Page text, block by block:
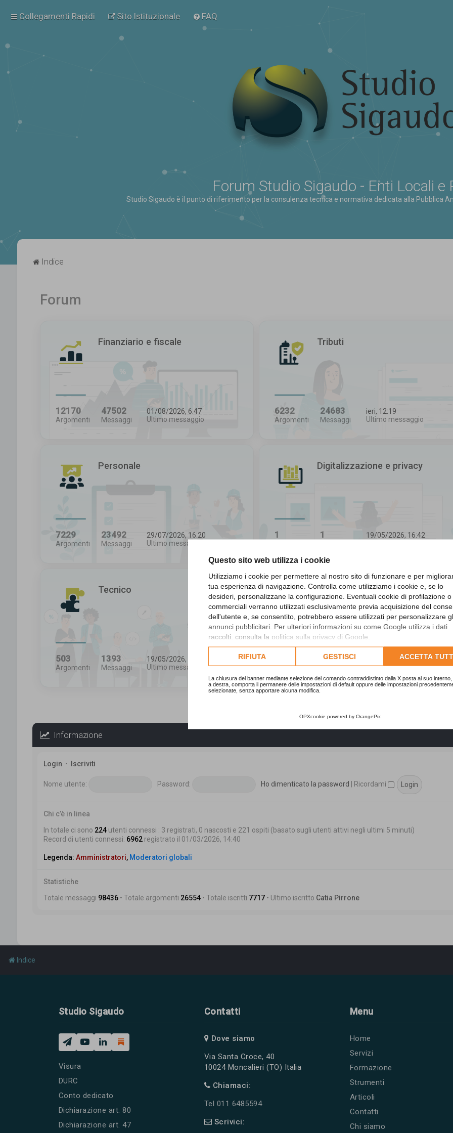
Questo sito web utilizza i cookie
Utilizziamo i cookie per permettere al nostro sito di funzionare e per
tua esperienza di navigazione. Controlla come utilizziamo i cookie e, se lo
desideri, personalizzane la configurazione. Eventuali cookie di profilazione o
commerciali verranno utilizzati esclusivamente previa acquisizione del
dell'utente e, se consentito, potrebbero essere utilizzati per personalizzare
annunci pubblicitari. Per ulteriori informazioni su come Google utilizza i dati
raccolti, consulta la politica sulla privacy di Google
Consulta l'informativa cookie completa.
RIFIUTA GESTISCI ACCETTA
La chiusura del banner mediante selezione del comando contraddistinto dalla X posta al suo interno,
a destra, comporta il permanere delle impostazioni di default oppure delle impostazioni
selezionate, senza apportare alcuna modifica.
OPXcookie powered by OrangePix
Collegamenti Rapidi Sito Istituzionale FAQ
Forum Studio Sigaudo - Enti Locali e
Studio Sigaudo è il punto di riferimento per la consulenza tecnica e normativa dedicata alla Pubblica
Indice
Forum
Finanziario e fiscale
12170
Argomenti
47502
Messaggi
01/08/2026, 6:47
Ultimo messaggio
Tributi
6232
Argomenti
24683
Messaggi
ieri, 12:19
Ultimo messaggio
Personale
7229
Argomenti
23492
Messaggi
29/07/2026, 16:20
Ultimo messaggio
Digitalizzazione e privacy
1 1
19/05/2026, 16:42
Tecnico
503
Argomenti
1393
Messaggi
19/05/2026, 16:43
Ultimo messaggio
Revisori dei conti
Argomenti
1156
Messaggi
19/05/2026, 16:43
Ultimo messaggio
Informazione
Login • Iscriviti
Nome utente: Password: Ho dimenticato la password Ricordami
Chi c’è in linea
In totale ci sono 224utenti connessi : 3 registrati, 0 nascosti e 221 ospiti (basato sugli utenti attivi negli ultimi 5 minuti)
Record di utenti connessi: 6962registrato il 01/03/2026, 14:40
Legenda: Amministratori, Moderatori globali
Statistiche
Totale messaggi 98436• Totale argomenti 26554• Totale iscritti 7717• Ultimo iscritto Catia Pirrone
Indice
Studio Sigaudo
Visura
DURC
Conto dedicato
Dichiarazione art. 80
Dichiarazione art. 47
Contatti
Dove siamo
Via Santa Croce, 40
10024 Moncalieri (TO) Italia
Chiamaci:
Tel 011 6485594
Scrivici:
Menu
Home
Servizi
Formazione
Strumenti
Articoli
Contatti
Chi siamo